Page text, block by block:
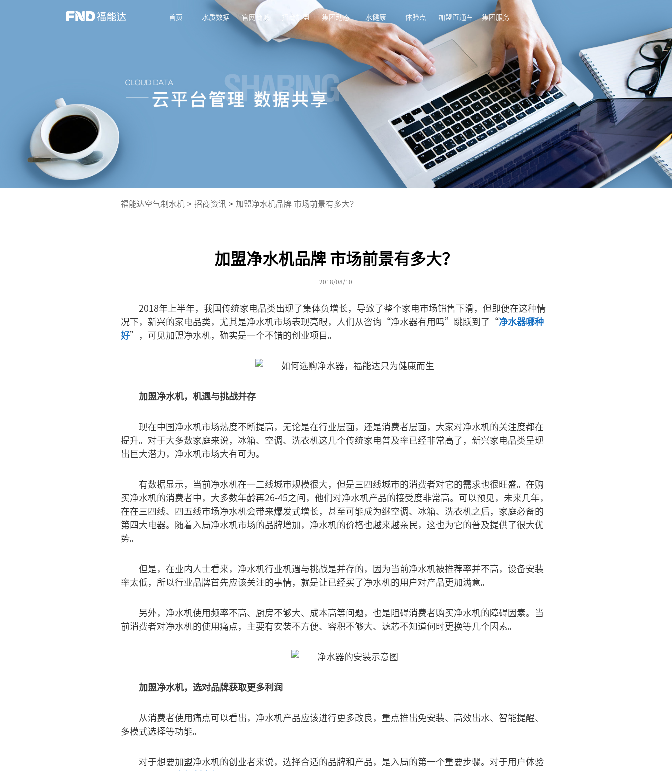
首页 水质数据 官网商城 招商加盟 集团动态 水健康 体验点 加盟直通车 集团服务
福能达空气制水机 > 招商资讯 > 加盟净水机品牌 市场前景有多大？
加盟净水机品牌 市场前景有多大？
2018/08/10
2018年上半年，我国传统家电品类出现了集体负增长，导致了整个家电市场销售下滑，但即便在这种情
况下，新兴的家电品类，尤其是净水机市场表现亮眼，人们从咨询“净水器有用吗”跳跃到了“净水器哪种
好”，可见加盟净水机，确实是一个不错的创业项目。
加盟净水机，机遇与挑战并存
现在中国净水机市场热度不断提高，无论是在行业层面，还是消费者层面，大家对净水机的关注度都在
提升。对于大多数家庭来说，冰箱、空调、洗衣机这几个传统家电普及率已经非常高了，新兴家电品类呈现
出巨大潜力，净水机市场大有可为。
有数据显示，当前净水机在一二线城市规模很大，但是三四线城市的消费者对它的需求也很旺盛。在购
买净水机的消费者中，大多数年龄再26-45之间，他们对净水机产品的接受度非常高。可以预见，未来几年，
在在三四线、四五线市场净水机会带来爆发式增长，甚至可能成为继空调、冰箱、洗衣机之后，家庭必备的
第四大电器。随着入局净水机市场的品牌增加，净水机的价格也越来越亲民，这也为它的普及提供了很大优
势。
但是，在业内人士看来，净水机行业机遇与挑战是并存的，因为当前净水机被推荐率并不高，设备安装
率太低，所以行业品牌首先应该关注的事情，就是让已经买了净水机的用户对产品更加满意。
另外，净水机使用频率不高、厨房不够大、成本高等问题，也是阻碍消费者购买净水机的障碍因素。当
前消费者对净水机的使用痛点，主要有安装不方便、容积不够大、滤芯不知道何时更换等几个因素。
加盟净水机，选对品牌获取更多利润
从消费者使用痛点可以看出，净水机产品应该进行更多改良，重点推出免安装、高效出水、智能提醒、
多模式选择等功能。
对于想要加盟净水机的创业者来说，选择合适的品牌和产品，是入局的第一个重要步骤。对于用户体验